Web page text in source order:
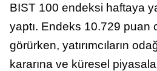
BIST 100 endeksi haftaya
yaptı. Endeks 10.729 puan
görürken, yatırımcıların
kararına ve küresel